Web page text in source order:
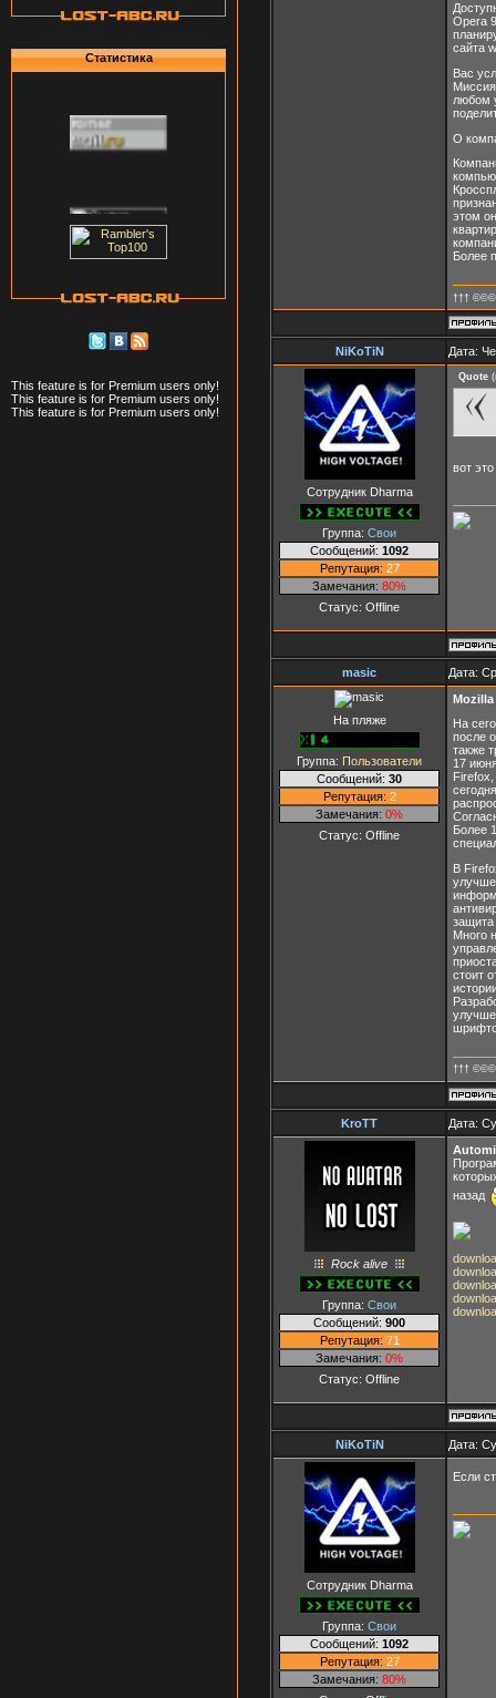
Статистика
This feature is for Premium users only!
This feature is for Premium users only!
This feature is for Premium users only!
Opera
сайта
Вас
любом
О
этом
Более
†††
NiKoTiN Дата:
Сотрудник Dharma
Группа: Свои
Сообщений: 1092
Репутация: 27
Замечания: 80%
Статус: Offline
Quote (
вот
masic Дата:
На пляже
Группа: Пользователи
Сообщений: 30
Репутация: 2
Замечания: 0%
Статус: Offline
Mozilla
На
после
также
17
Более
В
защита
Много
стоит
†††
KroTT Дата:
Rock alive
Группа: Свои
Сообщений: 900
Репутация: 71
Замечания: 0%
Статус: Offline
назад
NiKoTiN Дата:
Сотрудник Dharma
Группа: Свои
Сообщений: 1092
Репутация: 27
Замечания: 80%
Если